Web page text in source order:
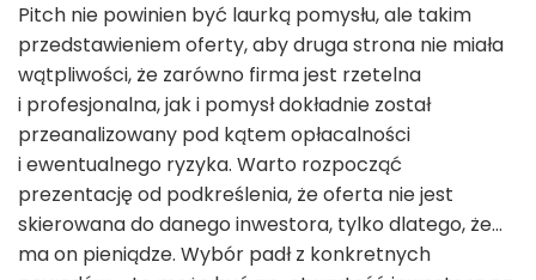
Pitch nie powinien być laurką pomysłu, ale takim
przedstawieniem oferty, aby druga strona nie miała
wątpliwości, że zarówno firma jest rzetelna
i profesjonalna, jak i pomysł dokładnie został
przeanalizowany pod kątem opłacalności
i ewentualnego ryzyka. Warto rozpocząć
prezentację od podkreślenia, że oferta nie jest
skierowana do danego inwestora, tylko dlatego, że…
ma on pieniądze. Wybór padł z konkretnych